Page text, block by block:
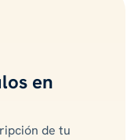
en
de tu